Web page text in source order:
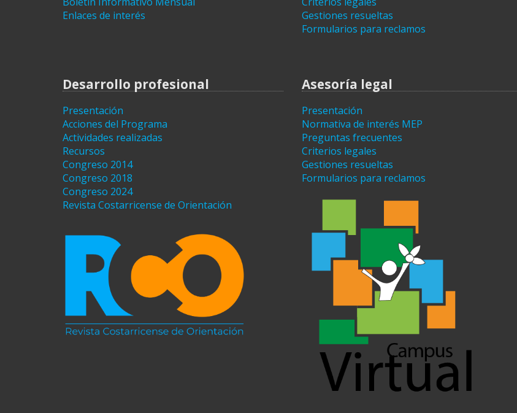
Enlaces de interés
Gestiones resueltas
Formularios para reclamos
Desarrollo profesional
Presentación
Acciones del Programa
Actividades realizadas
Recursos
Congreso 2014
Congreso 2018
Congreso 2024
Revista Costarricense de Orientación
Asesoría legal
Presentación
Normativa de interés MEP
Preguntas frecuentes
Criterios legales
Gestiones resueltas
Formularios para reclamos